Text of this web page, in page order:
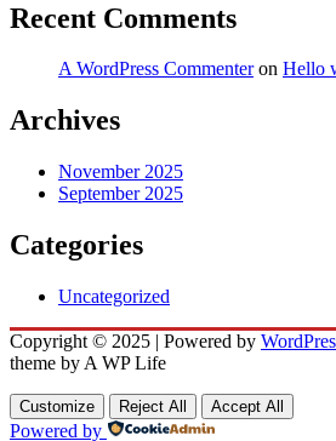
Recent Comments
A WordPress Commenteron Hello
Archives
November 2025
September 2025
Categories
Uncategorized
Copyright © 2025 | Powered by
theme by A WP Life
Customize Reject All Accept All
Powered by